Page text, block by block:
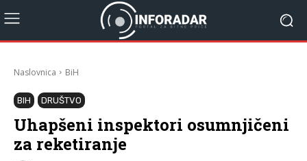
Naslovnica BiH
BIH DRUŠTVO
Uhapšeni inspektori osumnjičeni
za reketiranje